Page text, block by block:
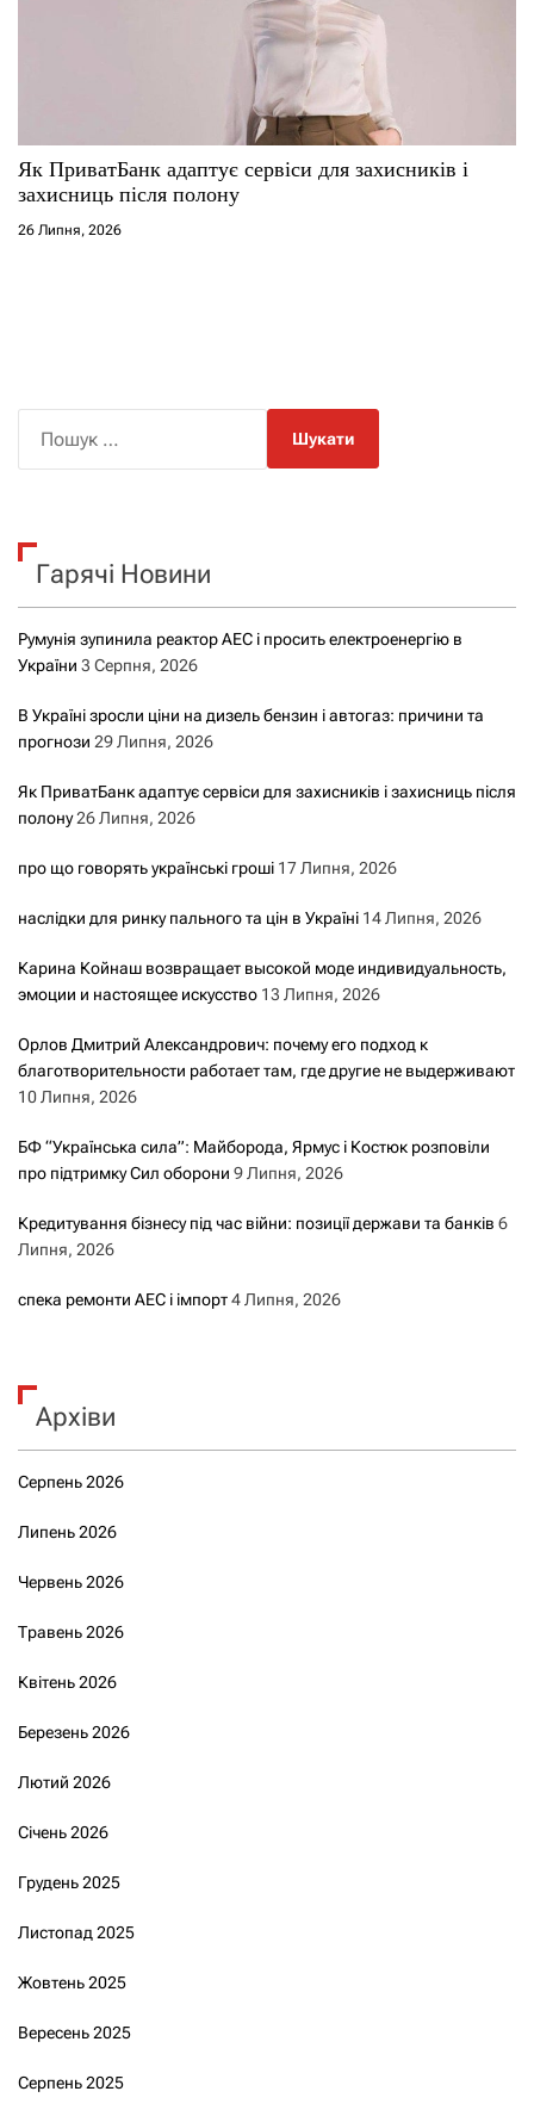
Як ПриватБанк адаптує сервіси для захисників і
захисниць після полону
26 Липня, 2026
к
Гарячі Новини
Румунія зупинила реактор АЕС і просить електроенергію в
України 3 Серпня, 2026
В Україні зросли ціни на дизель бензин і автогаз: причини та
прогнози 29 Липня, 2026
Як ПриватБанк адаптує сервіси для захисників і захисниць після
полону26 Липня, 2026
про що говорять українські гроші 17 Липня, 2026
наслідки для ринку пального та цін в Україні 14 Липня, 2026
Карина Койнаш возвращает высокой моде индивидуальность,
эмоции и настоящее искусство 13 Липня, 2026
Орлов Дмитрий Александрович: почему его подход к
благотворительности работает там, где другие не выдерживают
10 Липня, 2026
БФ “Українська сила”: Майборода, Ярмус і Костюк розповіли
про підтримку Сил оборони 9 Липня, 2026
Кредитування бізнесу під час війни: позиції держави та банків 6
Липня, 2026
спека ремонти АЕС і імпорт4 Липня, 2026
Архіви
Серпень 2026
Липень 2026
Червень 2026
Травень 2026
Квітень 2026
Березень 2026
Лютий 2026
Січень 2026
Грудень 2025
Листопад 2025
Жовтень 2025
Вересень 2025
Серпень 2025